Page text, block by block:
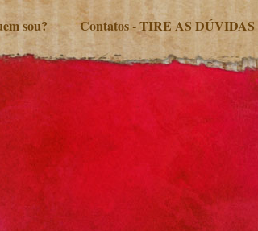
sou? Contatos - TIRE AS DÚVIDAS